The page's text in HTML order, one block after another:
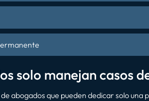
solo manejan casos
abogados que pueden dedicar solo una